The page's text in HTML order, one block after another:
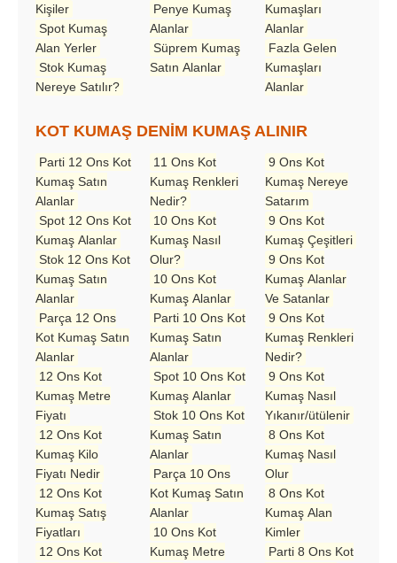
Kişiler
Spot Kumaş
Alan Yerler
Stok Kumaş
Nereye Satılır?
Penye Kumaş
Alanlar
Süprem Kumaş
Satın Alanlar
Kumaşları
Alanlar
Fazla Gelen
Kumaşları
Alanlar
KOT KUMAŞ DENİM KUMAŞ ALINIR
Parti 12 Ons Kot
Kumaş Satın
Alanlar
Spot 12 Ons Kot
Kumaş Alanlar
Stok 12 Ons Kot
Kumaş Satın
Alanlar
Parça 12 Ons
Kot Kumaş Satın
Alanlar
12 Ons Kot
Kumaş Metre
Fiyatı
12 Ons Kot
Kumaş Kilo
Fiyatı Nedir
12 Ons Kot
Kumaş Satış
Fiyatları
12 Ons Kot
11 Ons Kot
Kumaş Renkleri
Nedir?
10 Ons Kot
Kumaş Nasıl
Olur?
10 Ons Kot
Kumaş Alanlar
Parti 10 Ons Kot
Kumaş Satın
Alanlar
Spot 10 Ons Kot
Kumaş Alanlar
Stok 10 Ons Kot
Kumaş Satın
Alanlar
Parça 10 Ons
Kot Kumaş Satın
Alanlar
10 Ons Kot
Kumaş Metre
9 Ons Kot
Kumaş Nereye
Satarım
9 Ons Kot
Kumaş Çeşitleri
9 Ons Kot
Kumaş Alanlar
Ve Satanlar
9 Ons Kot
Kumaş Renkleri
Nedir?
9 Ons Kot
Kumaş Nasıl
Yıkanır/ütülenir
8 Ons Kot
Kumaş Nasıl
Olur
8 Ons Kot
Kumaş Alan
Kimler
Parti 8 Ons Kot